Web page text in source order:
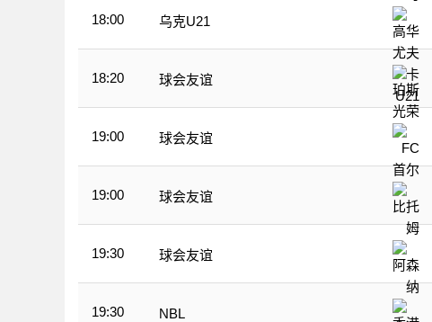
18:00 乌克U21
18:20 球会友谊
19:00 球会友谊
19:00 球会友谊
19:30 球会友谊
19:30 NBL